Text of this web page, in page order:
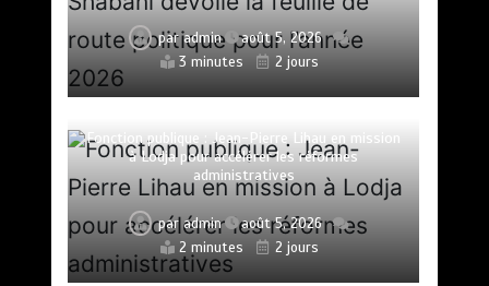
paradmin
août 5, 2026
3 minutes
2 jours
Fonction publique : Jean-Pierre Lihau en mission
à Lodja pour accélérer les réformes
administratives
par admin
août 5, 2026
2 minutes
2 jours